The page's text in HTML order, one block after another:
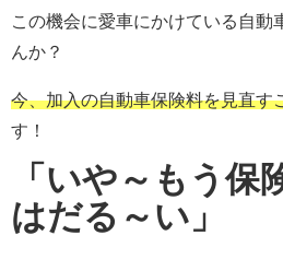
この機会に愛車にかけている自動
んか？
今、加入の自動車保険料を見直す
す！
「いや～もう保
はだる～い」